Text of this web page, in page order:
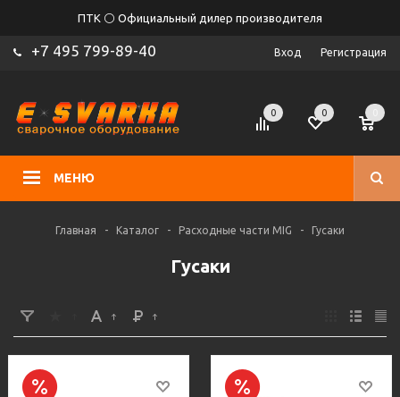
ПТК ⚪ Официальный дилер производителя
+7 495 799-89-40 Вход Регистрация
МЕНЮ
0 0
Главная - Каталог - Расходные части MIG - Гусаки
Гусаки